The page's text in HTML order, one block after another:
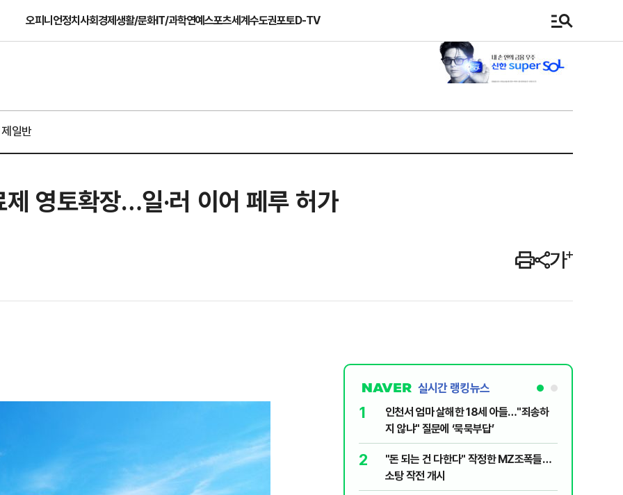
오피니언정치사회경제생활/문화IT/과학연예스포츠세계수도권포토D-TV
일반
영토확장…일·러 이어 페루 허가
실시간 랭킹뉴스
1
인천서 엄마 살해한 18세 아들…"죄송하
지 않냐" 질문에 ‘묵묵부답’
2
"돈 되는 건 다한다" 작정한 MZ조폭들…
소탕 작전 개시